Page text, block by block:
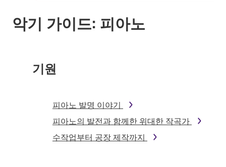
악기 가이드: 피아노
기원
피아노 발명 이야기
피아노의 발전과 함께한 위대한 작곡가
수작업부터 공장 제작까지